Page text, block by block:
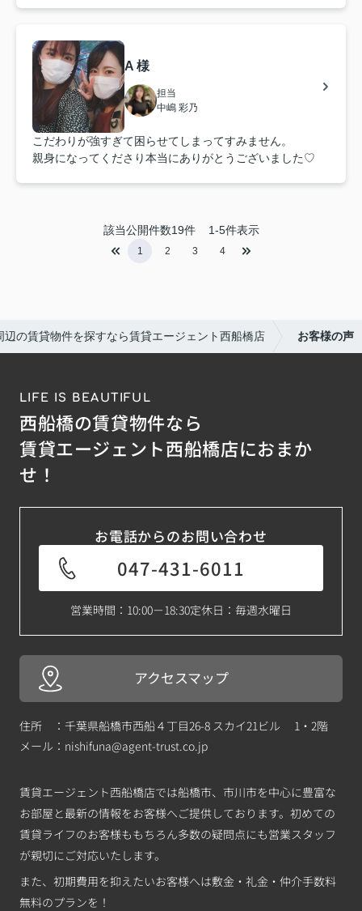
A 様
担当
中嶋 彩乃
こだわりが強すぎて困らせてしまってすみません。
親身になってくださり本当にありがとうございました♡
該当公開件数19件1-5件表示
1 2 3 4
辺の賃貸物件を探すなら賃貸エージェント西船橋店 お客様の声
LIFE IS BEAUTIFUL
西船橋の賃貸物件なら
賃貸エージェント西船橋店におまか
せ！
お電話からのお問い合わせ
047-431-6011
営業時間：10:00－18:30定休日：毎週水曜日
アクセスマップ
住所 ：千葉県船橋市西船４丁目26-8 スカイ21ビル 1・2階
メール： nishifuna@agent-trust.co.jp
賃貸エージェント西船橋店では船橋市、市川市を中心に豊富な
お部屋と最新の情報をお客様へご提供しております。初めての
賃貸ライフのお客様ももちろん多数の疑問点にも営業スタッフ
が親切にご対応いたします。
また、初期費用を抑えたいお客様へは敷金・礼金・仲介手数料
無料のプランを！